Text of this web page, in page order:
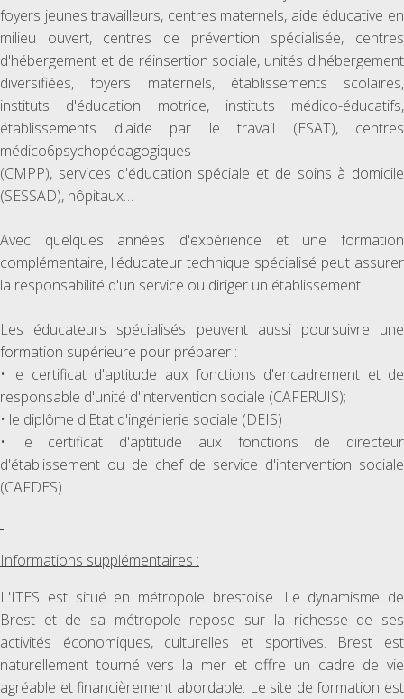
foyers jeunes travailleurs, centres maternels, aide éducative en
milieu ouvert, centres de prévention spécialisée, centres
d'hébergement et de réinsertion sociale, unités d'hébergement
diversifiées, foyers maternels, établissements scolaires,
instituts d'éducation motrice, instituts médico-éducatifs,
établissements d'aide par le travail (ESAT), centres
médico6psychopédagogiques
(CMPP), services d'éducation spéciale et de soins à domicile
(SESSAD), hôpitaux…
Avec quelques années d'expérience et une formation
complémentaire, l'éducateur technique spécialisé peut assurer
la responsabilité d'un service ou diriger un établissement.
Les éducateurs spécialisés peuvent aussi poursuivre une
formation supérieure pour préparer :
• le certificat d'aptitude aux fonctions d'encadrement et de
responsable d'unité d'intervention sociale (CAFERUIS);
• le diplôme d'Etat d'ingénierie sociale (DEIS)
• le certificat d'aptitude aux fonctions de directeur
d'établissement ou de chef de service d'intervention sociale
(CAFDES)
Informations supplémentaires :
L'ITES est situé en métropole brestoise. Le dynamisme de
Brest et de sa métropole repose sur la richesse de ses
activités économiques, culturelles et sportives. Brest est
naturellement tourné vers la mer et offre un cadre de vie
agréable et financièrement abordable. Le site de formation est